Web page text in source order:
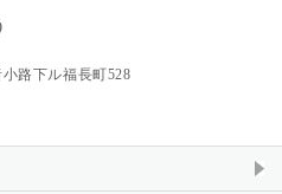
路下ル福長町528